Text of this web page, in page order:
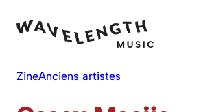
ZineAnciens artistes